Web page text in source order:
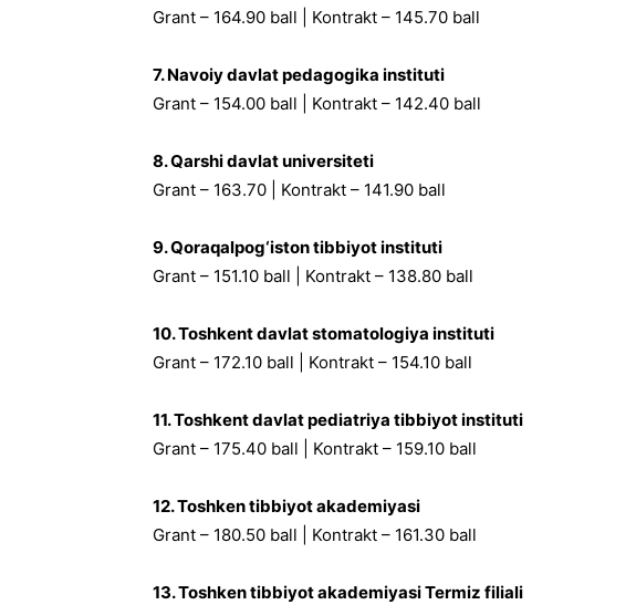
Grant – 164.90 ball | Kontrakt – 145.70 ball
7. Navoiy davlat pedagogika instituti
Grant – 154.00 ball | Kontrakt – 142.40 ball
8. Qarshi davlat universiteti
Grant – 163.70 | Kontrakt – 141.90 ball
9. Qoraqalpog‘iston tibbiyot instituti
Grant – 151.10 ball | Kontrakt – 138.80 ball
10. Toshkent davlat stomatologiya instituti
Grant – 172.10 ball | Kontrakt – 154.10 ball
11. Toshkent davlat pediatriya tibbiyot instituti
Grant – 175.40 ball | Kontrakt – 159.10 ball
12. Toshken tibbiyot akademiyasi
Grant – 180.50 ball | Kontrakt – 161.30 ball
13. Toshken tibbiyot akademiyasi Termiz filiali